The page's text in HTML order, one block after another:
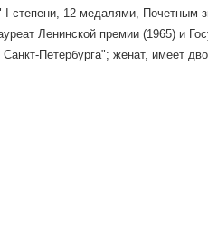
I степени, 12 медалями, Почетным
Ленинской премии (1965) и
Петербурга"; женат, имеет